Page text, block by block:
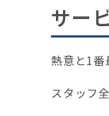
サー
熱意と1番
スタッフ